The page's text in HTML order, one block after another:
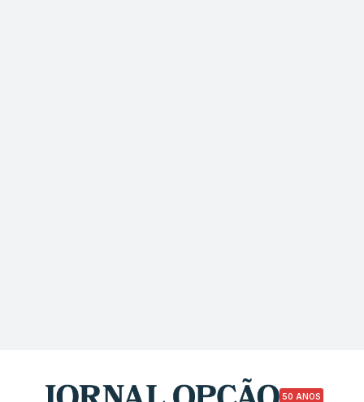
50 ANOS